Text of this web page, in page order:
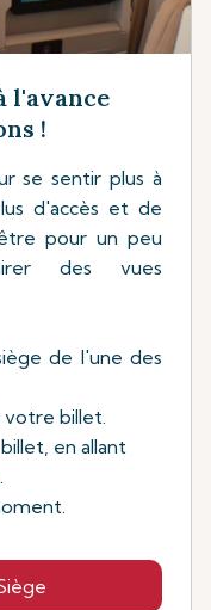
l'avance
!
se sentir plus à
d'accès et de
pour un peu
des vues
de l'une des
billet.
en allant